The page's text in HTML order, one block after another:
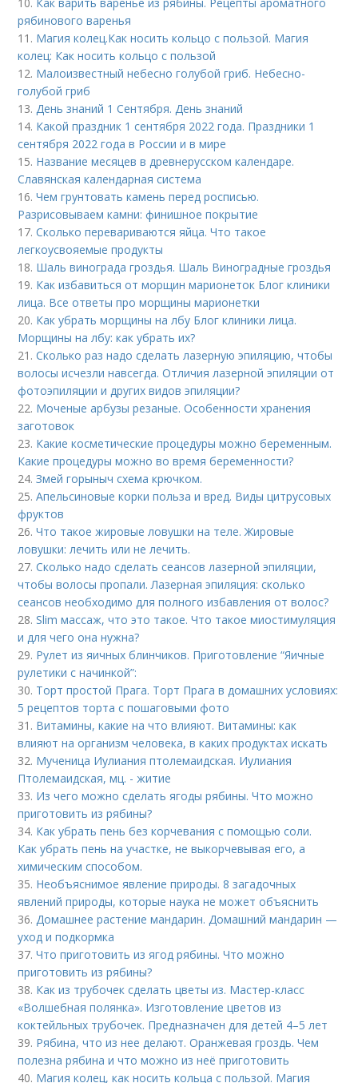
рябинового варенья
11. Магия колец.Как носить кольцо с пользой. Магия
колец: Как носить кольцо с пользой
12. Малоизвестный небесно голубой гриб. Небесно-
голубой гриб
13.День знаний 1 Сентября. День знаний
14. Какой праздник 1 сентября 2022 года. Праздники 1
сентября 2022 года в России и в мире
15. Название месяцев в древнерусском календаре.
Славянская календарная система
16.Чем грунтовать камень перед росписью.
Разрисовываем камни: финишное покрытие
17.Сколько перевариваются яйца. Что такое
легкоусвояемые продукты
18. Шаль винограда гроздья. Шаль Виноградные гроздья
19. Как избавиться от морщин марионеток Блог клиники
лица. Все ответы про морщины марионетки
20. Как убрать морщины на лбу Блог клиники лица.
Морщины на лбу: как убрать их?
21.Сколько раз надо сделать лазерную эпиляцию, чтобы
волосы исчезли навсегда. Отличия лазерной эпиляции от
фотоэпиляции и других видов эпиляции?
22. Моченые арбузы резаные. Особенности хранения
заготовок
23. Какие косметические процедуры можно беременным.
Какие процедуры можно во время беременности?
24.Змей горыныч схема крючком.
25.Апельсиновые корки польза и вред. Виды цитрусовых
фруктов
26.Что такое жировые ловушки на теле. Жировые
ловушки: лечить или не лечить.
27.Сколько надо сделать сеансов лазерной эпиляции,
чтобы волосы пропали. Лазерная эпиляция: сколько
сеансов необходимо для полного избавления от волос?
28.Slim массаж, что это такое. Что такое миостимуляция
и для чего она нужна?
29. Рулет из яичных блинчиков. Приготовление “Яичные
рулетики с начинкой”:
30. Торт простой Прага. Торт Прага в домашних условиях:
5 рецептов торта с пошаговыми фото
31. Витамины, какие на что влияют. Витамины: как
влияют на организм человека, в каких продуктах искать
32. Мученица Иулиания птолемаидская. Иулиания
Птолемаидская, мц. - житие
33. Из чего можно сделать ягоды рябины. Что можно
приготовить из рябины?
34. Как убрать пень без корчевания с помощью соли.
Как убрать пень на участке, не выкорчевывая его, а
химическим способом.
35. Необъяснимое явление природы. 8 загадочных
явлений природы, которые наука не может объяснить
36.Домашнее растение мандарин. Домашний мандарин —
уход и подкормка
37.Что приготовить из ягод рябины. Что можно
приготовить из рябины?
38. Как из трубочек сделать цветы из. Мастер-класс
«Волшебная полянка». Изготовление цветов из
коктейльных трубочек. Предназначен для детей 4–5 лет
39. Рябина, что из нее делают. Оранжевая гроздь. Чем
полезна рябина и что можно из неё приготовить
40. Магия колец, как носить кольца с пользой. Магия